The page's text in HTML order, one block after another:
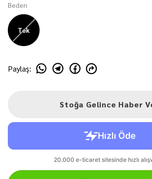
Beden
Tek
Paylaş:
Stoğa Gelince Haber